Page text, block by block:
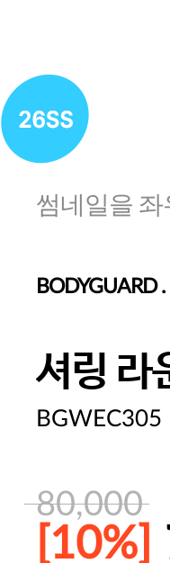
썸네일을
BODYGUARD.
셔링 라
BGWEC305
80,000
[10%]